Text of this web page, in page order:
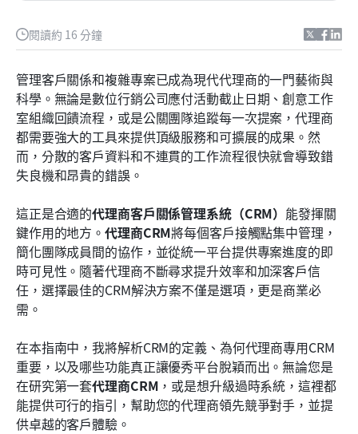
閱讀約 16 分鐘
管理客戶關係和複雜專案已成為現代代理商的一門藝術與
科學。無論是數位行銷公司應付活動截止日期、創意工作
室組織回饋流程，或是公關團隊追蹤每一次提案，代理商
都需要強大的工具來提供頂級服務和可擴展的成果。然
而，分散的客戶資料和不連貫的工作流程很快就會導致錯
失良機和昂貴的錯誤。
這正是合適的代理商客戶關係管理系統（CRM） 能發揮關
鍵作用的地方。代理商CRM將每個客戶接觸點集中管理，
簡化團隊成員間的協作，並從統一平台提供專案進度的即
時可見性。隨著代理商不斷尋求提升效率和加深客戶信
任，選擇最佳的CRM解決方案不僅是選項，更是商業必
需。
在本指南中，我將解析CRM的定義、為何代理商專用CRM
重要，以及哪些功能真正讓優秀平台脫穎而出。無論您是
在研究第一套代理商CRM ，或是想升級過時系統，這裡都
能提供可行的指引，幫助您的代理商領先競爭對手，並提
供卓越的客戶體驗。
解鎖代理機構效率：CRM的必要性與必備功能
最佳8款代理機構客戶關係管理系統一覽
深入評測 — 探索前8大代理商CRM應用程式
如何為您的團隊選擇最佳的代理商客戶關係管理系統
結論
常見問題解答
相關閱讀